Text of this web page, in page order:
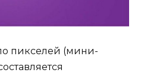
пикселей (мини-